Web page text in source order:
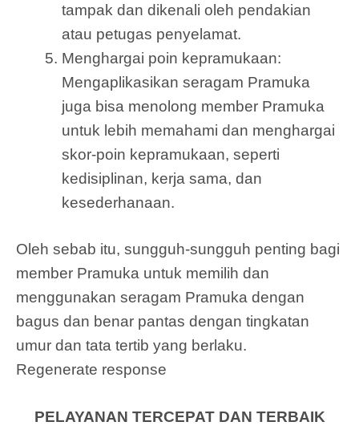
tampak dan dikenali oleh pendakian
atau petugas penyelamat.
Menghargai poin kepramukaan:
Mengaplikasikan seragam Pramuka
juga bisa menolong member Pramuka
untuk lebih memahami dan menghargai
skor-poin kepramukaan, seperti
kedisiplinan, kerja sama, dan
kesederhanaan.
Oleh sebab itu, sungguh-sungguh penting bagi
member Pramuka untuk memilih dan
menggunakan seragam Pramuka dengan
bagus dan benar pantas dengan tingkatan
umur dan tata tertib yang berlaku.
Regenerate response
PELAYANAN TERCEPAT DAN TERBAIK